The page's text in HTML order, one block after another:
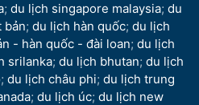
; du lịch singapore malaysia; du
bản; du lịch hàn quốc; du lịch
- hàn quốc - đài loan; du lịch
srilanka; du lịch bhutan; du lịch
; du lịch châu phi; du lịch trung
; du lịch úc; du lịch new